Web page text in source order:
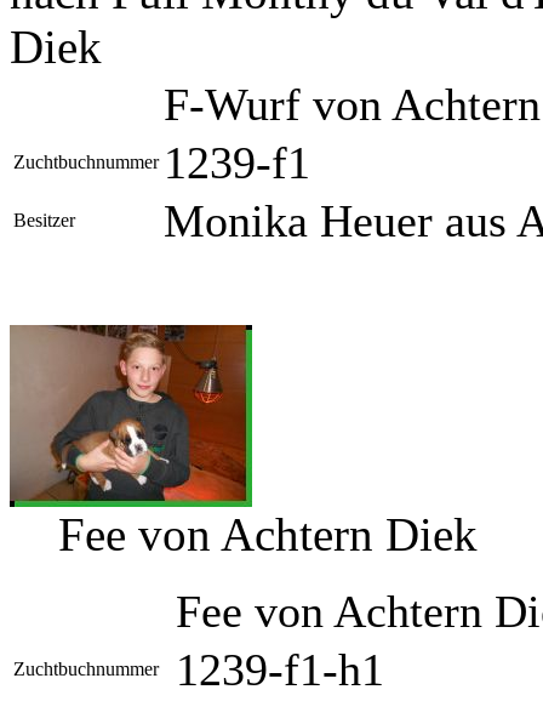
Diek
F-Wurf von
Zuchtbuchnummer 1239-f1
Besitzer Monika Heuer aus
Fee von Achtern Diek
Fee von Achtern
Zuchtbuchnummer 1239-f1-h1